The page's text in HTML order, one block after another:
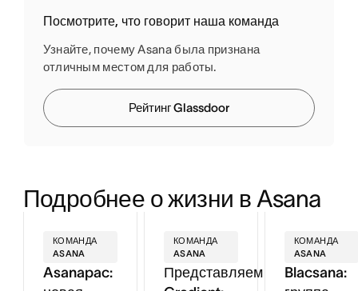
Посмотрите, что говорит наша команда
Узнайте, почему Asana была признана
отличным местом для работы.
Рейтинг Glassdoor
Подробнее о жизни в Asana
КОМАНДА
ASANA
Asanapac:
КОМАНДА
ASANA
Представляем
КОМАНДА
ASANA
Blacsana: